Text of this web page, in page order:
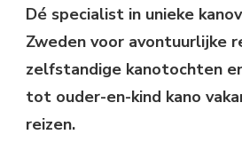
Dé specialist in unieke
Zweden voor avontuurlijke
zelfstandige kanotochten
tot ouder-en-kind kano
reizen.